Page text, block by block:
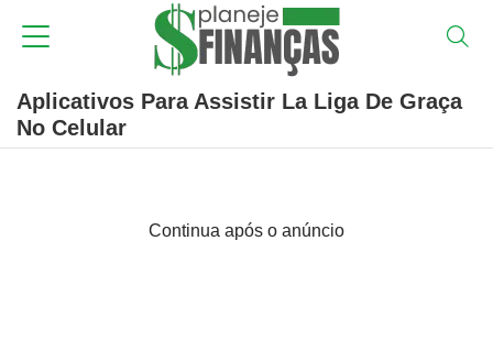
Aplicativos Para Assistir La Liga De Graça
No Celular
Continua após o anúncio